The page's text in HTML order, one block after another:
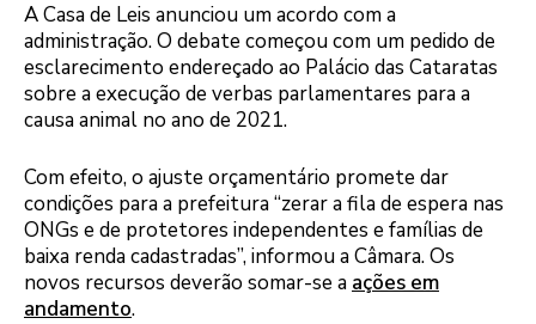
A Casa de Leis anunciou um acordo com a
administração. O debate começou com um pedido de
esclarecimento endereçado ao Palácio das Cataratas
sobre a execução de verbas parlamentares para a
causa animal no ano de 2021.
Com efeito, o ajuste orçamentário promete dar
condições para a prefeitura “zerar a fila de espera nas
ONGs e de protetores independentes e famílias de
baixa renda cadastradas”, informou a Câmara. Os
novos recursos deverão somar-se a ações em
andamento.